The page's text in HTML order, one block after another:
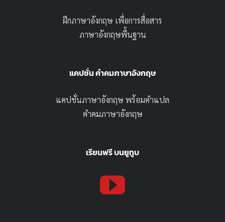
ฝึกภาษาอังกฤษ เพื่อการสื่อสาร
ภาษาอังกฤษพื้นฐาน
แคปชั่น คำคมภาษาอังกฤษ
แคปชั่นภาษาอังกฤษ พร้อมคำแปล
คำคมภาษาอังกฤษ
เรียนฟรี บนยูทูบ